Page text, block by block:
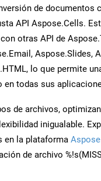
de documentos
API Aspose.Cells.
otras API de
Aspose.Slides,
lo que permite
todas sus
de archivos,
inigualable.
en la plataforma
de archivo